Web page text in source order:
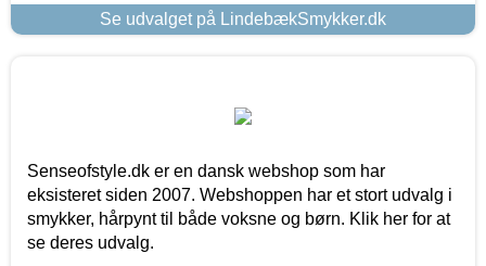
Se udvalget på LindebækSmykker.dk
Senseofstyle.dk er en dansk webshop som har
eksisteret siden 2007. Webshoppen har et stort udvalg i
smykker, hårpynt til både voksne og børn. Klik her for at
se deres udvalg.